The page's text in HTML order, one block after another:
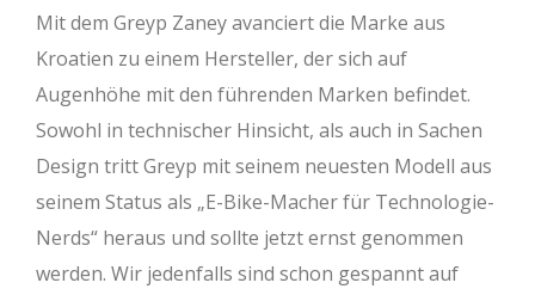
Mit dem Greyp Zaney avanciert die Marke aus
Kroatien zu einem Hersteller, der sich auf
Augenhöhe mit den führenden Marken befindet.
Sowohl in technischer Hinsicht, als auch in Sachen
Design tritt Greyp mit seinem neuesten Modell aus
seinem Status als „E-Bike-Macher für Technologie-
Nerds“ heraus und sollte jetzt ernst genommen
werden. Wir jedenfalls sind schon gespannt auf